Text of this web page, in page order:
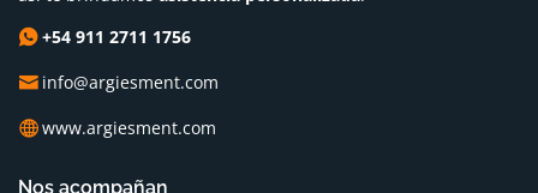
+54 911 2711 1756
info@argiesment.com
www.argiesment.com
Nos acompañan